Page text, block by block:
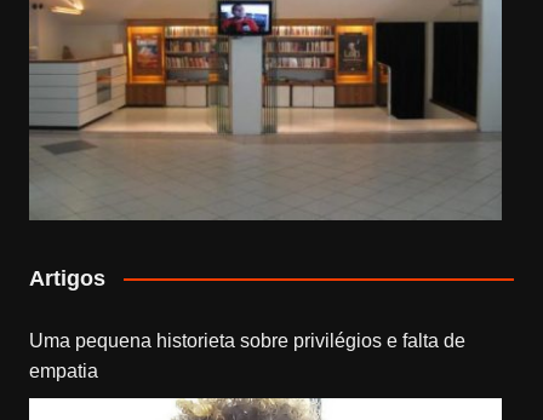
Artigos
Uma pequena historieta sobre privilégios e falta de
empatia